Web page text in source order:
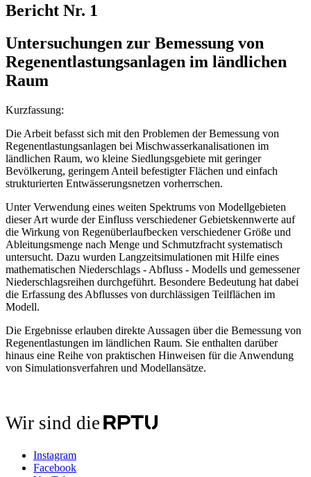
Bericht Nr. 1
Untersuchungen zur Bemessung von
Regenentlastungsanlagen im ländlichen
Raum
Kurzfassung:
Die Arbeit befasst sich mit den Problemen der Bemessung von
Regenentlastungsanlagen bei Mischwasserkanalisationen im
ländlichen Raum, wo kleine Siedlungsgebiete mit geringer
Bevölkerung, geringem Anteil befestigter Flächen und einfach
strukturierten Entwässerungsnetzen vorherrschen.
Unter Verwendung eines weiten Spektrums von Modellgebieten
dieser Art wurde der Einfluss verschiedener Gebietskennwerte auf
die Wirkung von Regenüberlaufbecken verschiedener Größe und
Ableitungsmenge nach Menge und Schmutzfracht systematisch
untersucht. Dazu wurden Langzeitsimulationen mit Hilfe eines
mathematischen Niederschlags - Abfluss - Modells und gemessener
Niederschlagsreihen durchgeführt. Besondere Bedeutung hat dabei
die Erfassung des Abflusses von durchlässigen Teilflächen im
Modell.
Die Ergebnisse erlauben direkte Aussagen über die Bemessung von
Regenentlastungen im ländlichen Raum. Sie enthalten darüber
hinaus eine Reihe von praktischen Hinweisen für die Anwendung
von Simulationsverfahren und Modellansätze.
Wir sind die
Instagram
Facebook